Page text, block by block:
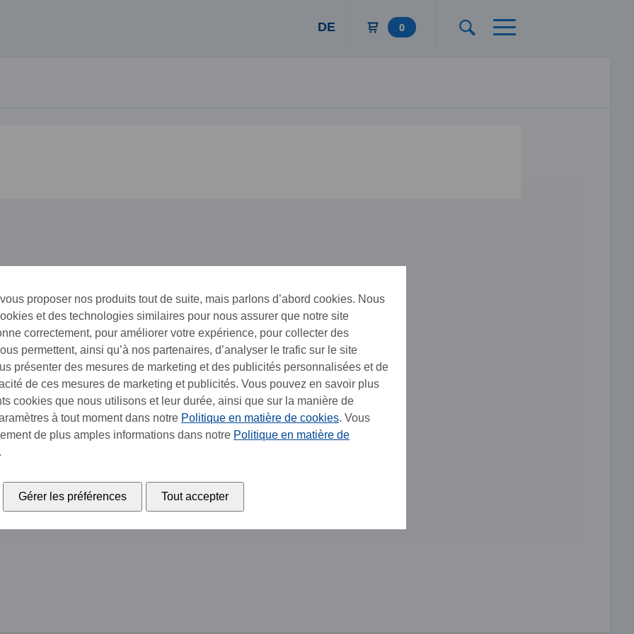
DE 0
proposer nos produits tout de suite, mais parlons d’abord cookies. Nous
et des technologies similaires pour nous assurer que notre site
correctement, pour améliorer votre expérience, pour collecter des
permettent, ainsi qu’à nos partenaires, d’analyser le trafic sur le site
présenter des mesures de marketing et des publicités personnalisées et de
de ces mesures de marketing et publicités. Vous pouvez en savoir plus
cookies que nous utilisons et leur durée, ainsi que sur la manière de
à tout moment dans notre Politique en matière de cookies. Vous
de plus amples informations dans notre Politique en matière de
.
Gérer les préférences Tout accepter